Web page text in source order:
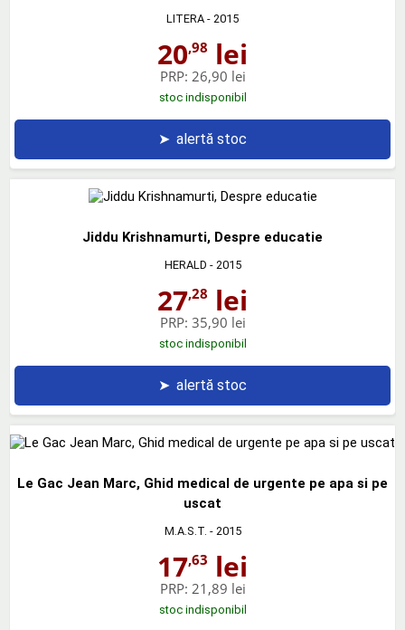
LITERA - 2015
20,98 lei
PRP: 26,90 lei
stoc indisponibil
➤ alertă stoc
Jiddu Krishnamurti, Despre educatie
HERALD - 2015
27,28 lei
PRP: 35,90 lei
stoc indisponibil
➤ alertă stoc
Le Gac Jean Marc, Ghid medical de urgente pe apa si pe
uscat
M.A.S.T. - 2015
17,63 lei
PRP: 21,89 lei
stoc indisponibil